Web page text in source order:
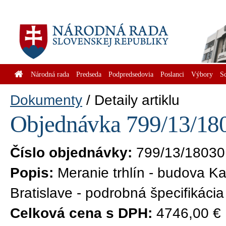
Národná rada Predseda Podpredsedovia Poslanci Výbory
Dokumenty Detaily artiklu
Objednávka 799/13/
Číslo objednávky: 799/13/18030
Popis: Meranie trhlín - budova
Bratislave - podrobná
Celková cena s DPH: 4746,00 €